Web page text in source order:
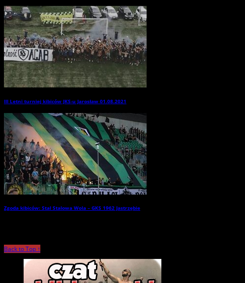
III Letni turniej kibiców JKS-u Jarosław 01.08.2021
Zgoda kibiców: Stal Stalowa Wola – GKS 1962 Jastrzębie
Back to Top ↑